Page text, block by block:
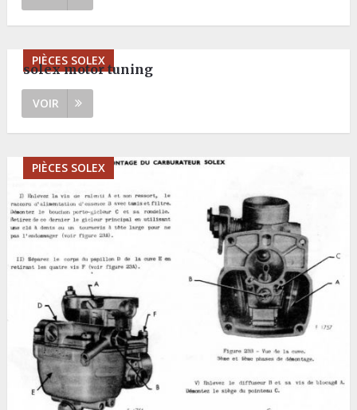
PIÈCES SOLEX
solex motor tuning
VOIR
PIÈCES SOLEX